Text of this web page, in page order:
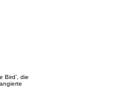
Bird’, die